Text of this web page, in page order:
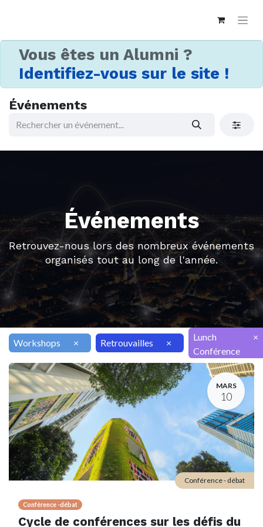
Vous êtes un Alumni ?
Identifiez-vous sur le site !
Événements
Événements
Retrouvez-nous lors des nombreux événements
organisés tout au long de l'année.
Workshops × Retrouvailles ×
Lunch
Conférence
×
MARS
10
Conférence -débat
Cycle de conférences sur les défis du
Conférence - débat